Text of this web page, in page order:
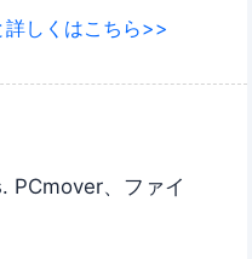
しくはこちら>>
PCmover、ファイ